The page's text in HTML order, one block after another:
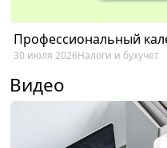
Профессиональный
30 июля 2026Налоги и бухучет
Видео